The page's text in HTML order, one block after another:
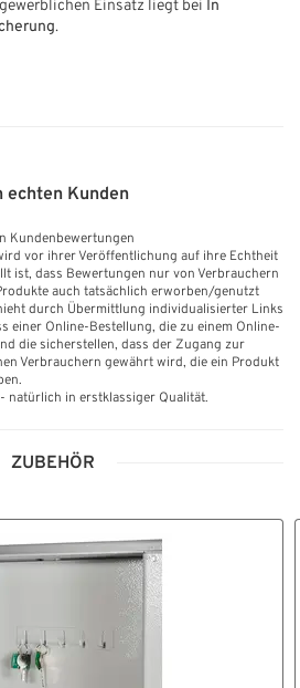
Einsatz liegt bei In
.
echten Kunden
Kundenbewertungen
vor ihrer Veröffentlichung auf ihre Echtheit
ist, dass Bewertungen nur von Verbrauchern
auch tatsächlich erworben/genutzt
durch Übermittlung individualisierter Links
einer Online-Bestellung, die zu einem Online-
die sicherstellen, dass der Zugang zur
Verbrauchern gewährt wird, die ein Produkt
natürlich in erstklassiger Qualität.
ZUBEHÖR